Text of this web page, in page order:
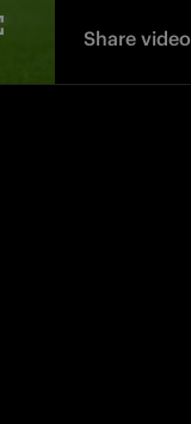
Share video